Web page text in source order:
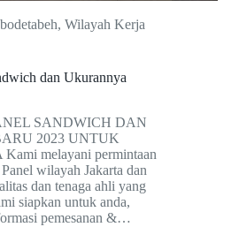
, Wilayah Kerja
dan Ukurannya
SANDWICH DAN
2023 UNTUK
melayani permintaan
wilayah Jakarta dan
dan tenaga ahli yang
siapkan untuk anda,
pemesanan &…